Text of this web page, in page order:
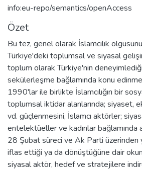
info:eu-repo/semantics/openAccess
Özet
Bu tez, genel olarak İslamcılık olgusunu
Türkiye'deki toplumsal ve siyasal
toplum olarak Türkiye'nin
sekülerleşme bağlamında konu
1990'lar ile birlikte İslamcılığın bir
toplumsal iktidar alanlarında; siyaset,
vd. güçlenmesini, İslamcı aktörler;
entelektüeller ve kadınlar bağlamında
28 Şubat süreci ve Ak Parti üzerinden
iflas ettiği ya da dönüştüğüne dair
siyasal aktör, hedef ve stratejilere